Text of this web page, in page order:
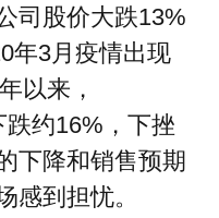
商务合作
版权申明
联系我们
司股价大跌13%
年3月疫情出现
以来，
约16%，下挫
下降和销售预期
感到担忧。